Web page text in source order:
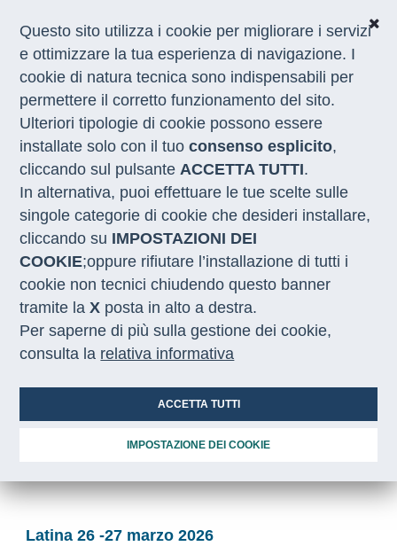
CHI SIAMO
COSA FACCIAMO
I NOSTRI SERVIZI
MEDIA
CON LE REGIONI
Home / Truck tour / Latina
Latina 26 -27 marzo 2026
Questo sito utilizza i cookie per migliorare i servizi
e ottimizzare la tua esperienza di navigazione. I
cookie di natura tecnica sono indispensabili per
permettere il corretto funzionamento del sito.
Ulteriori tipologie di cookie possono essere
installate solo con il tuoconsenso esplicito,
cliccando sul pulsanteACCETTA TUTTI.
In alternativa, puoi effettuare le tue scelte sulle
singole categorie di cookie che desideri installare,
cliccando su IMPOSTAZIONI DEI
COOKIE;oppure rifiutare l’installazione di tutti i
cookie non tecnici chiudendo questo banner
tramite laX posta in alto a destra.
Per saperne di più sulla gestione dei cookie,
consulta la relativa informativa
ACCETTA TUTTI
IMPOSTAZIONE DEI COOKIE